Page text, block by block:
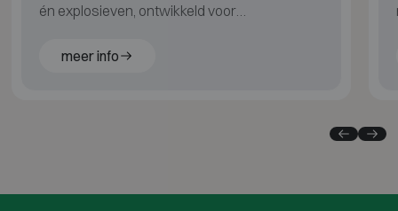
én explosieven, ontwikkeld voor
meer info